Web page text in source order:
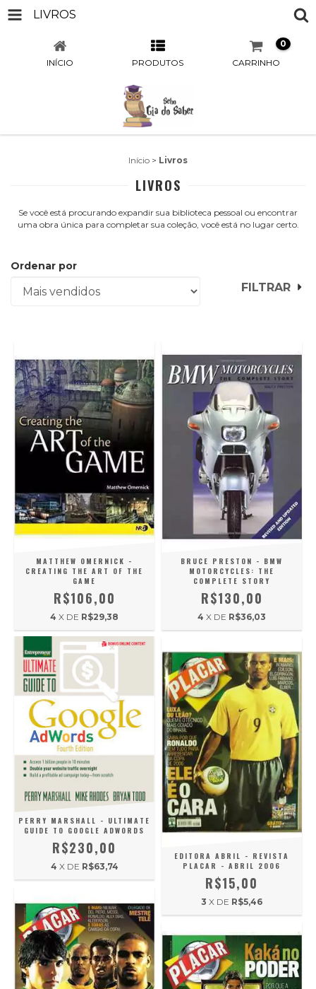
LIVROS
INÍCIO PRODUTOS CARRINHO
0
Início > Livros
LIVROS
Se você está procurando expandir sua biblioteca pessoal ou encontrar
uma obra única para completar sua coleção, você está no lugar certo.
Ordenar por
FILTRAR
MATTHEW OMERNICK -
CREATING THE ART OF THE
GAME
R$106,00
4 X DE R$29,38
BRUCE PRESTON - BMW
MOTORCYCLES: THE
COMPLETE STORY
R$130,00
4 X DE R$36,03
PERRY MARSHALL - ULTIMATE
GUIDE TO GOOGLE ADWORDS
R$230,00
4 X DE R$63,74
EDITORA ABRIL - REVISTA
PLACAR - ABRIL 2006
R$15,00
3 X DE R$5,46